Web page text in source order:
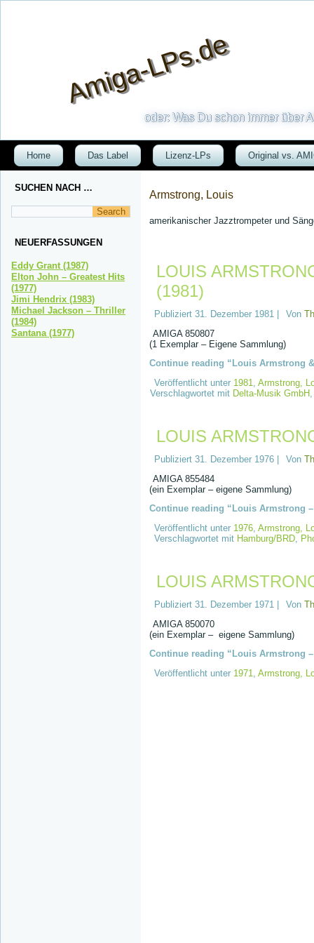
Amiga-LPs.de
oder: Was Du schon immer über
Home Das Label Lizenz-LPs Original vs.
SUCHEN NACH …
NEUERFASSUNGEN
Eddy Grant (1987)
Elton John – Greatest Hits
(1977)
Jimi Hendrix (1983)
Michael Jackson – Thriller
(1984)
Santana (1977)
Armstrong, Louis
amerikanischer Jazztrompeter und
LOUIS
(1981)
Publiziert 31. Dezember 1981 Von
AMIGA 850807
(1 Exemplar – Eigene Sammlung)
Continue reading “Louis Armstrong
Veröffentlicht unter 1981, Armstrong,
Verschlagwortet mit Delta-Musik GmbH
LOUIS
Publiziert 31. Dezember 1976 Von
AMIGA 855484
(ein Exemplar – eigene Sammlung)
Continue reading “Louis Armstrong
Veröffentlicht unter 1976, Armstrong,
Verschlagwortet mit Hamburg/BRD,
LOUIS
Publiziert 31. Dezember 1971 Von
AMIGA 850070
(ein Exemplar – eigene Sammlung)
Continue reading “Louis Armstrong –
Veröffentlicht unter 1971, Armstrong,